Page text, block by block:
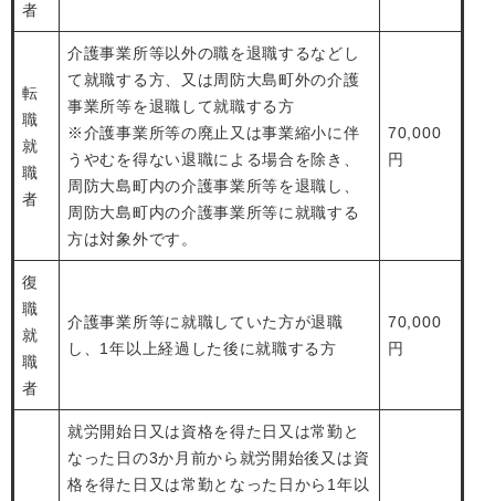
者
転
職
就
職
者
介護事業所等以外の職を退職するなどし
て就職する方、又は周防大島町外の介護
事業所等を退職して就職する方
※介護事業所等の廃止又は事業縮小に伴
うやむを得ない退職による場合を除き、
周防大島町内の介護事業所等を退職し、
周防大島町内の介護事業所等に就職する
方は対象外です。
70,000
円
復
職
就
職
者
介護事業所等に就職していた方が退職
し、1年以上経過した後に就職する方
70,000
円
就労開始日又は資格を得た日又は常勤と
なった日の3か月前から就労開始後又は資
格を得た日又は常勤となった日から1年以